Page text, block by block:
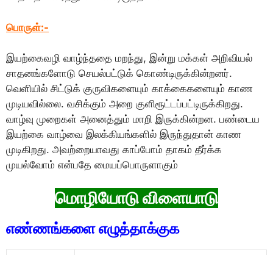
பொருள்:-
இயற்கைவழி வாழ்ந்ததை மறந்து, இன்று மக்கள் அறிவியல்
சாதனங்களோடு செயல்பட்டுக் கொண்டிருக்கின்றனர்.
வெளியில் சிட்டுக் குருவிகளையும் காக்கைகளையும் காண
முடியவில்லை. வசிக்கும் அறை குளிரூட்டப்பட்டிருக்கிறது.
வாழ்வு முறைகள் அனைத்தும் மாறி இருக்கின்றன. பண்டைய
இயற்கை வாழ்வை இலக்கியங்களில் இருந்துதான் காண
முடிகிறது. அவற்றையாவது காப்போம் தாகம் தீர்க்க
முயல்வோம் என்பதே மையப்பொருளாகும்
மொழியோடு விளையாடு
எண்ணங்களை எழுத்தாக்குக